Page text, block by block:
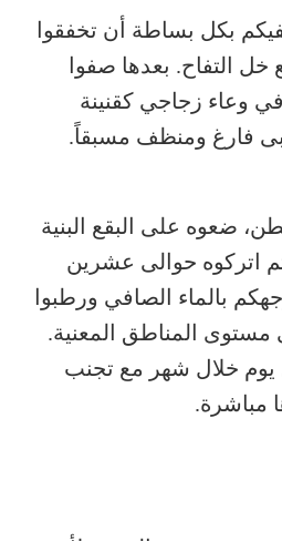
بكل بساطة أن تخفقوا
خل التفاح. بعدها صفوا
في وعاء زجاجي كقنينة
فارغ ومنظف مسبقاً.
ضعوه على البقع البنية
اتركوه حوالى عشرين
بالماء الصافي ورطبوا
المناطق المعنية.
يوم خلال شهر مع تجنب
مباشرة.